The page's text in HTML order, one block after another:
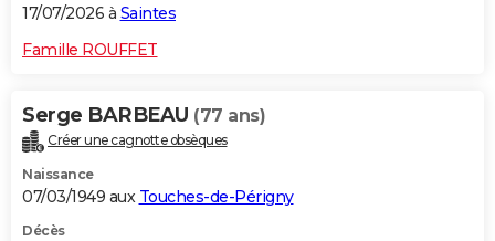
17/07/2026 à Saintes
Famille ROUFFET
Serge BARBEAU (77 ans)
Créer une cagnotte obsèques
Naissance
07/03/1949 aux Touches-de-Périgny
Décès